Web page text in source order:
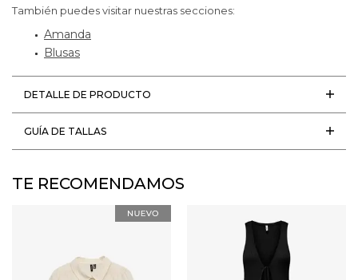
También puedes visitar nuestras secciones:
Amanda
Blusas
DETALLE DE PRODUCTO
GUÍA DE TALLAS
TE RECOMENDAMOS